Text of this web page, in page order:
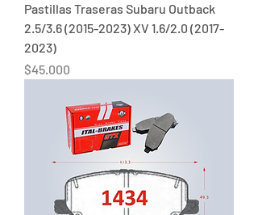
Pastillas Traseras Subaru Outback
2.5/3.6 (2015-2023) XV 1.6/2.0 (2017-
2023)
Precio
$45.000